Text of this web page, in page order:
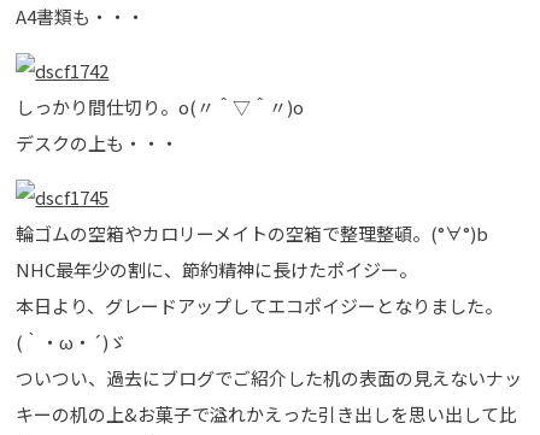
A4書類も・・・
しっかり間仕切り。o(〃＾▽＾〃)o
デスクの上も・・・
輪ゴムの空箱やカロリーメイトの空箱で整理整頓。(°∀°)b
NHC最年少の割に、節約精神に長けたポイジー。
本日より、グレードアップしてエコポイジーとなりました。
(｀・ω・´)ゞ
ついつい、過去にブログでご紹介した机の表面の見えないナッ
キーの机の上&お菓子で溢れかえった引き出しを思い出して比